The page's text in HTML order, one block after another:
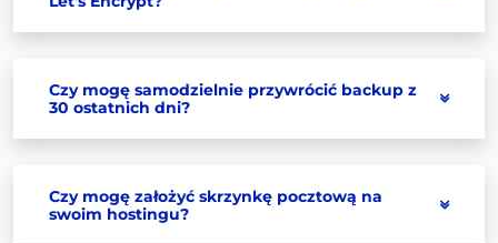
Czy mogę samodzielnie przywrócić backup z
30 ostatnich dni?
Czy mogę założyć skrzynkę pocztową na
swoim hostingu?